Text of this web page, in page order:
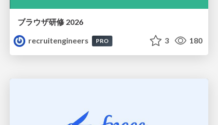
ブラウザ研修 2026
recruitengineers
PRO 3 180